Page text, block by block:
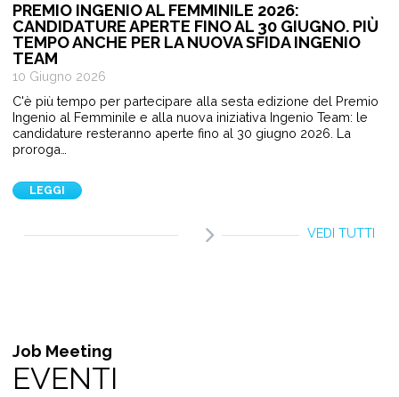
PREMIO INGENIO AL FEMMINILE 2026:
CANDIDATURE APERTE FINO AL 30 GIUGNO. PIÙ
TEMPO ANCHE PER LA NUOVA SFIDA INGENIO
TEAM
10 Giugno 2026
C'è più tempo per partecipare alla sesta edizione del Premio
Ingenio al Femminile e alla nuova iniziativa Ingenio Team: le
candidature resteranno aperte fino al 30 giugno 2026. La
proroga…
LEGGI
VEDI TUTTI
Job Meeting
EVENTI